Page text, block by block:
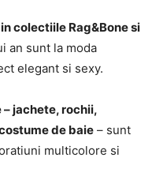
colectiile Rag&Bone si
an sunt la moda
elegant si sexy.
jachete, rochii,
de baie – sunt
multicolore si